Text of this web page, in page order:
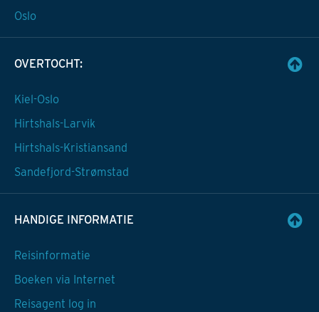
Oslo
OVERTOCHT:
Kiel-Oslo
Hirtshals-Larvik
Hirtshals-Kristiansand
Sandefjord-Strømstad
HANDIGE INFORMATIE
Reisinformatie
Boeken via Internet
Reisagent log in